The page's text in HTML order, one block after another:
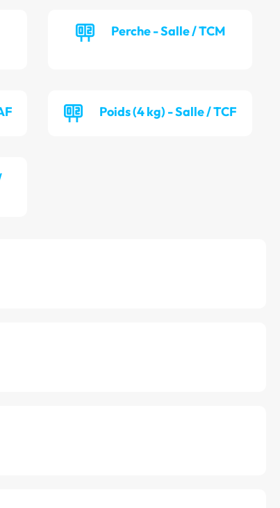
Perche - Salle / TCM
Poids (4 kg) - Salle / TCF